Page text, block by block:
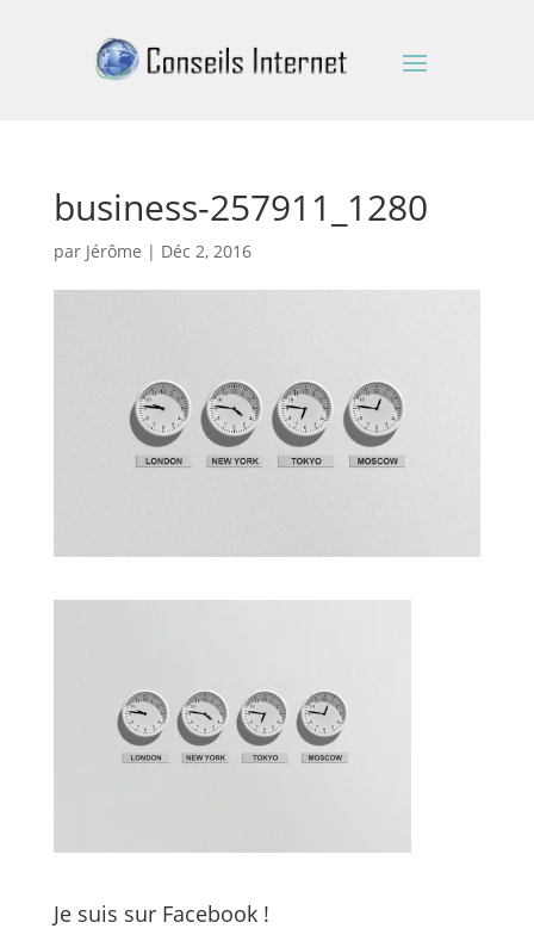
business-257911_1280
par Jérôme | Déc 2, 2016
Je suis sur Facebook !